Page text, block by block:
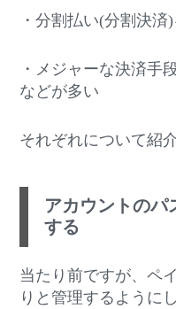
・分割払い(分割決済
・メジャーな決済手
などが多い
それぞれについて紹
アカウントのパ
する
当たり前ですが、ペ
りと管理するように